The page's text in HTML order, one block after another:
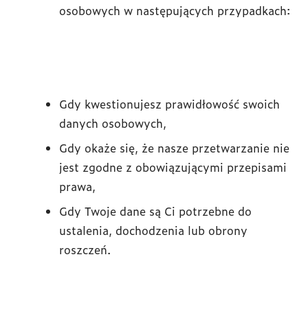
osobowych w następujących przypadkach:
Gdy kwestionujesz prawidłowość swoich
danych osobowych,
Gdy okaże się, że nasze przetwarzanie nie
jest zgodne z obowiązującymi przepisami
prawa,
Gdy Twoje dane są Ci potrzebne do
ustalenia, dochodzenia lub obrony
roszczeń.